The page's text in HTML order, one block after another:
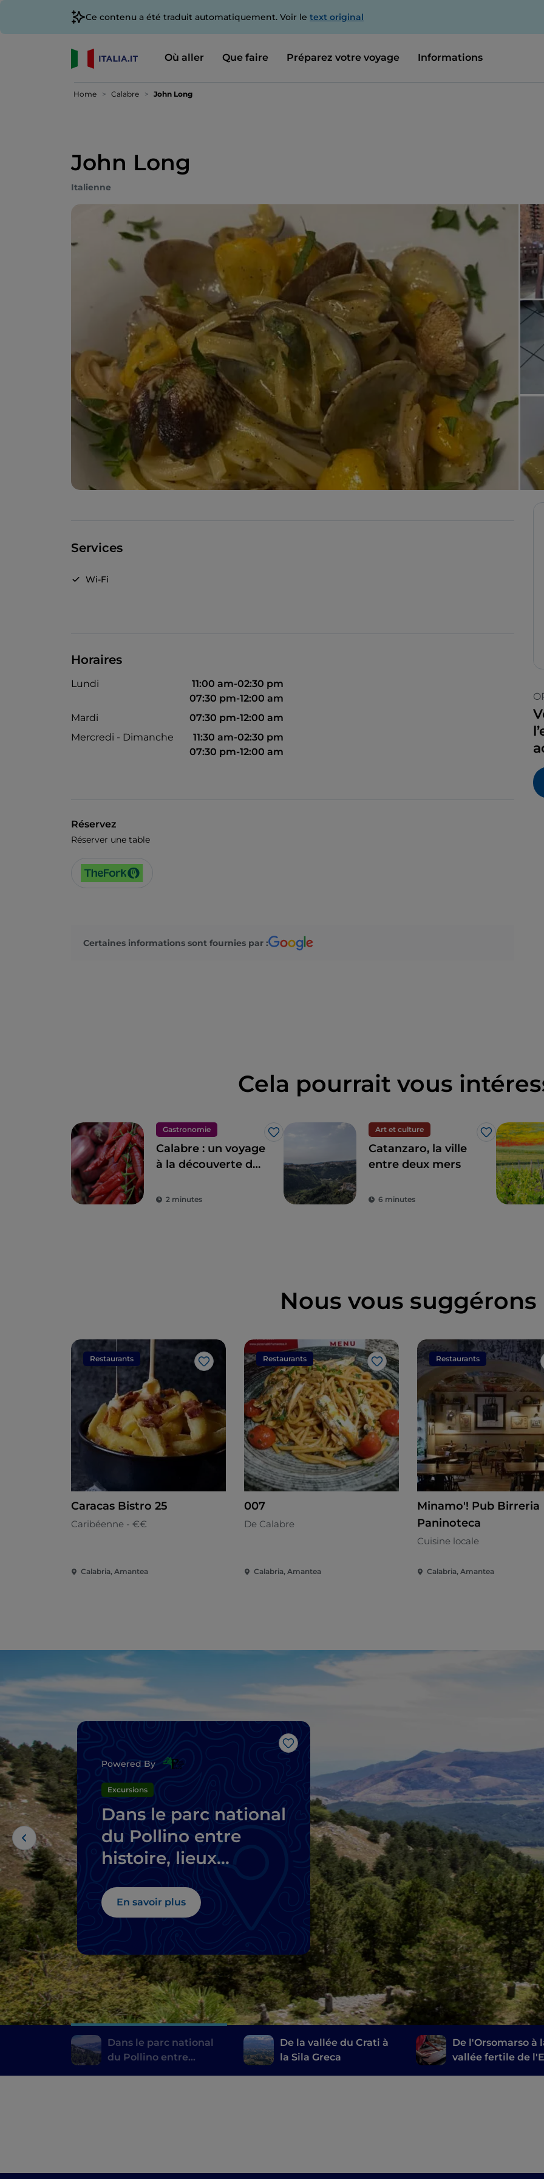
Ce contenu a été traduit automatiquement. Voir le text original
Où aller Que faire Préparez votre voyage Informations
Home Calabre John Long
John Long
Italienne
Services
Wi-Fi
Horaires
Lundi
11:00 am-02:30 pm
07:30 pm-12:00 am
Mardi
07:30 pm-12:00 am
Mercredi - Dimanche
11:30 am-02:30 pm
07:30 pm-12:00 am
Réservez
Réserver une table
Certaines informations sont fournies par :
Cela pourrait vous
Gastronomie
J’aime
Calabre : un voyage
à la découverte de
des produits
2 minutes
Art et culture
J’aime
Catanzaro, la ville
entre deux mers
6 minutes
Nous vous suggérons
Restaurants
J’aime
Caracas Bistro 25
Caribéenne - €€
Calabria, Amantea
Restaurants
J’aime
007
De Calabre
Calabria, Amantea
Restaurants
Minamo'! Pub Birreria
Paninoteca
Cuisine locale
Calabria, Amantea
J’aime
Powered By
Excursions
Dans le parc national
du Pollino entre
histoire, lieux
perchés
En savoir plus
Dans le parc national
du Pollino entre
De la vallée du Crati à
la Sila Greca
De l'Orsomarso à
vallée fertile de